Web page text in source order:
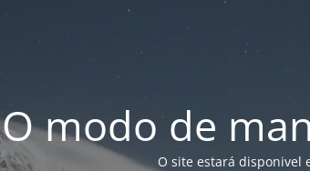
O modo de
O site estará disponivel